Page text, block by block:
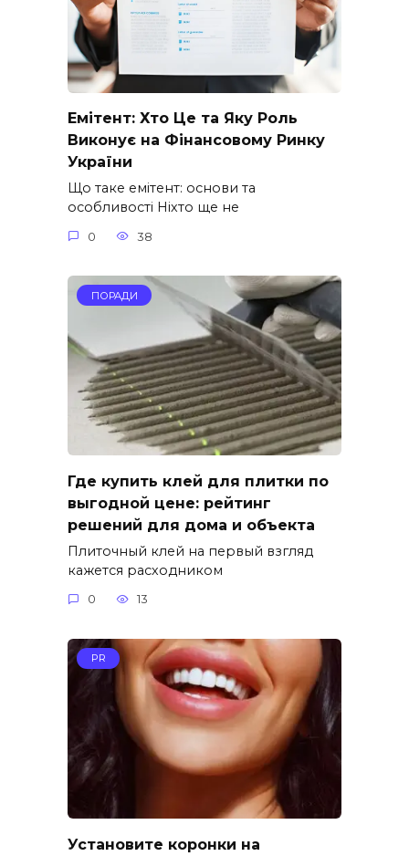
Емітент: Хто Це та Яку Роль
Виконує на Фінансовому Ринку
України
Що таке емітент: основи та
особливості Ніхто ще не
0 38
ПОРАДИ
Где купить клей для плитки по
выгодной цене: рейтинг
решений для дома и объекта
Плиточный клей на первый взгляд
кажется расходником
0 13
PR
Установите коронки на